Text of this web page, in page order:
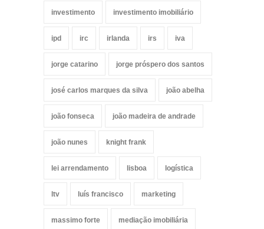
investimento investimento imobiliário
ipd irc irlanda irs iva
jorge catarino jorge próspero dos santos
josé carlos marques da silva joão abelha
joão fonseca joão madeira de andrade
joão nunes knight frank
lei arrendamento lisboa logística
ltv luís francisco marketing
massimo forte mediação imobiliária